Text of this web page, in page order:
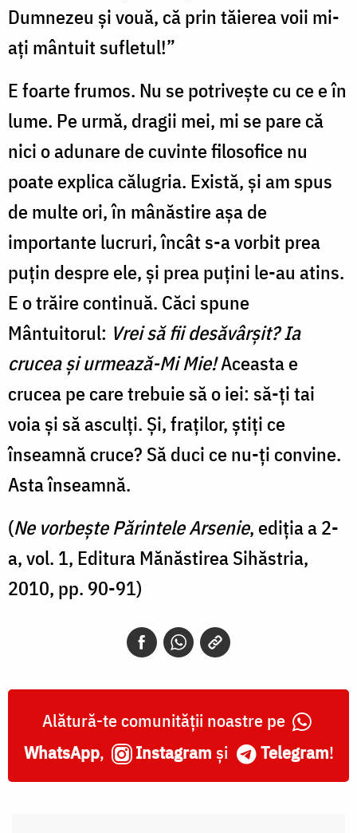
Dumnezeu și vouă, că prin tăierea voii mi-
ați mântuit sufletul!”
E foarte frumos. Nu se potrivește cu ce e în
lume. Pe urmă, dragii mei, mi se pare că
nici o adunare de cuvinte filosofice nu
poate explica călugria. Există, și am spus
de multe ori, în mânăstire așa de
importante lucruri, încât s-a vorbit prea
puțin despre ele, și prea puțini le-au atins.
E o trăire continuă. Căci spune
Mântuitorul: Vrei să fii desăvârșit? Ia
crucea și urmează-Mi Mie!Aceasta e
crucea pe care trebuie să o iei: să-ți tai
voia și să asculți. Și, fraților, știți ce
înseamnă cruce? Să duci ce nu-ți convine.
Asta înseamnă.
(Ne vorbește Părintele Arsenie, ediția a 2-
a, vol. 1, Editura Mănăstirea Sihăstria,
2010, pp. 90-91)
Alătură-te comunității noastre pe
WhatsApp, Instagram și Telegram!